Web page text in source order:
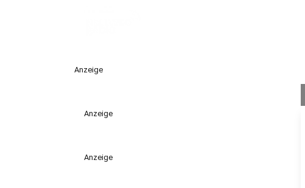
Anzeige
Anzeige
Anzeige